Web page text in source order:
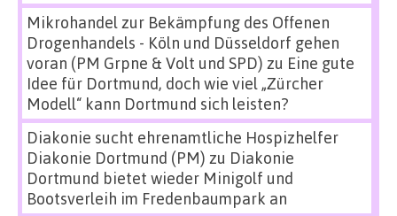
Mikrohandel zur Bekämpfung des Offenen
Drogenhandels - Köln und Düsseldorf gehen
voran (PM Grpne & Volt und SPD) zu Eine gute
Idee für Dortmund, doch wie viel „Zürcher
Modell“ kann Dortmund sich leisten?
Diakonie sucht ehrenamtliche Hospizhelfer
Diakonie Dortmund (PM) zu Diakonie
Dortmund bietet wieder Minigolf und
Bootsverleih im Fredenbaumpark an